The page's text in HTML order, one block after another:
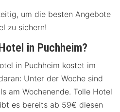
um die besten Angebote
zu sichern!
in Puchheim?
in Puchheim kostet im
Unter der Woche sind
am Wochenende. Tolle Hotel
es bereits ab 59€ diesen